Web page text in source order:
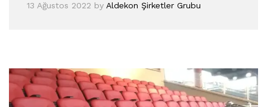
13 Ağustos 2022 by Aldekon Şirketler Grubu